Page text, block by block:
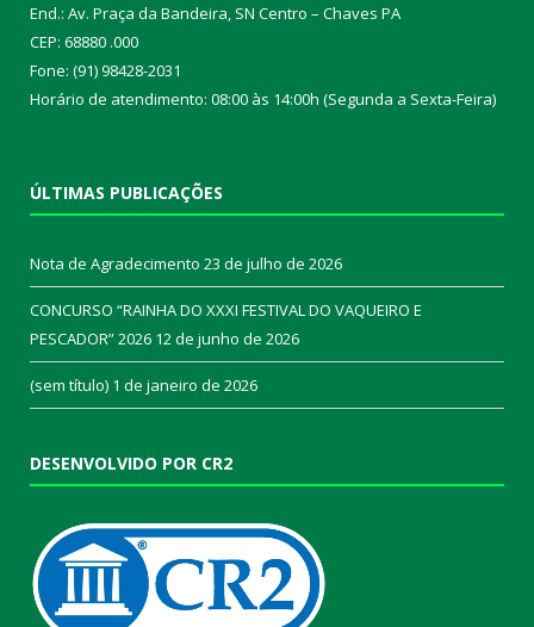
End.: Av. Praça da Bandeira, SN Centro – Chaves PA
CEP: 68880 .000
Fone: (91) 98428-2031
Horário de atendimento: 08:00 às 14:00h (Segunda a Sexta-Feira)
ÚLTIMAS PUBLICAÇÕES
Nota de Agradecimento 23 de julho de 2026
CONCURSO “RAINHA DO XXXI FESTIVAL DO VAQUEIRO E
PESCADOR” 2026 12 de junho de 2026
(sem título) 1 de janeiro de 2026
DESENVOLVIDO POR CR2